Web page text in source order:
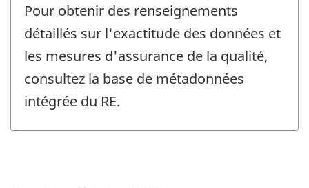
Pour obtenir des renseignements
détaillés sur l'exactitude des données et
les mesures d'assurance de la qualité,
consultez la base de métadonnées
intégrée du RE.